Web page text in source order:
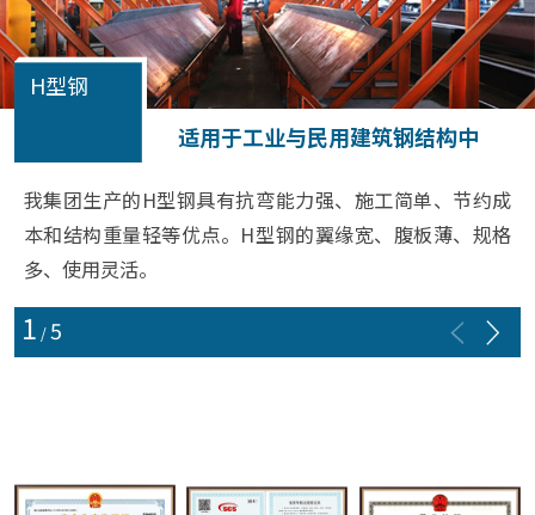
H型钢
适用于工业与民用建筑钢结构中
我集团生产的H型钢具有抗弯能力强、施工简单、节约成
本和结构重量轻等优点。H型钢的翼缘宽、腹板薄、规格
多、使用灵活。
1 /5